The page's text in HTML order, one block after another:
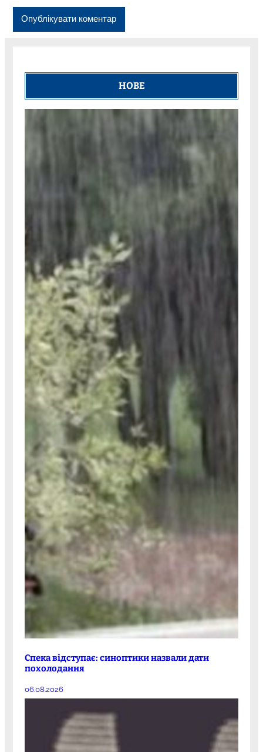
НОВЕ
Спека відступає: синоптики назвали дати
похолодання
06.08.2026